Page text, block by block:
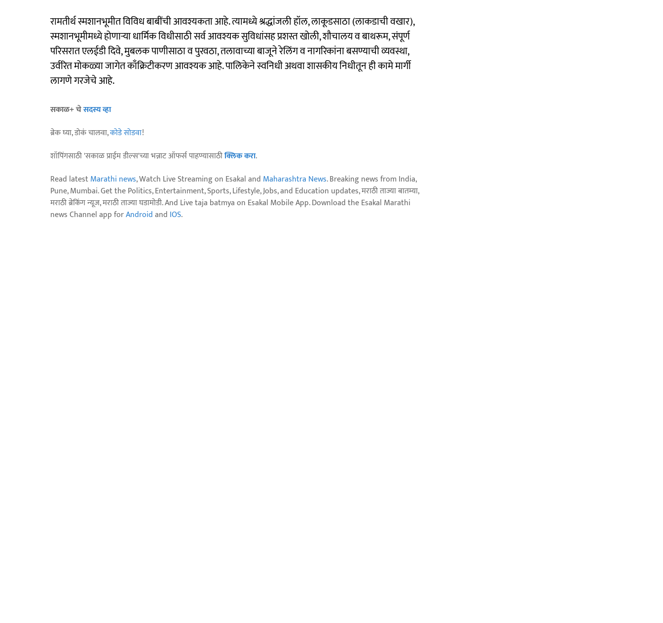
रामतीर्थ स्मशानभूमीत विविध बाबींची आवश्यकता आहे. त्यामध्ये श्रद्धांजली हॉल, लाकूडसाठा (लाकडाची वखार),
स्मशानभूमीमध्ये होणाऱ्या धार्मिक विधीसाठी सर्व आवश्यक सुविधांसह प्रशस्त खोली, शौचालय व बाथरूम, संपूर्ण
परिसरात एलईडी दिवे, मुबलक पाणीसाठा व पुरवठा, तलावाच्या बाजूने रेलिंग व नागरिकांना बसण्याची व्यवस्था,
उर्वरित मोकळ्या जागेत काँक्रिटीकरण आवश्यक आहे. पालिकेने स्वनिधी अथवा शासकीय निधीतून ही कामे मार्गी
लागणे गरजेचे आहे.
सकाळ+ चेसदस्य व्हा
ब्रेक घ्या, डोकं चालवा,कोडे सोडवा!
शॉपिंगसाठी 'सकाळ प्राईम डील्स'च्या भन्नाट ऑफर्स पाहण्यासाठीक्लिक करा.
Read latestMarathi news, Watch Live Streaming on Esakal and Maharashtra News. Breaking news from India,
Pune, Mumbai. Get the Politics, Entertainment, Sports, Lifestyle, Jobs, and Education updates, मराठी ताज्या बातम्या,
मराठी ब्रेकिंग न्यूज, मराठी ताज्या घडामोडी. And Live taja batmya on Esakal Mobile App. Download the Esakal Marathi
news Channel app forAndroidand IOS.